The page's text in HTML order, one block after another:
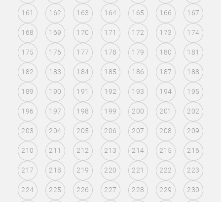
161 162 163 164 165 166 167
168 169 170 171 172 173 174
175 176 177 178 179 180 181
182 183 184 185 186 187 188
189 190 191 192 193 194 195
196 197 198 199 200 201 202
203 204 205 206 207 208 209
210 211 212 213 214 215 216
217 218 219 220 221 222 223
224 225 226 227 228 229 230